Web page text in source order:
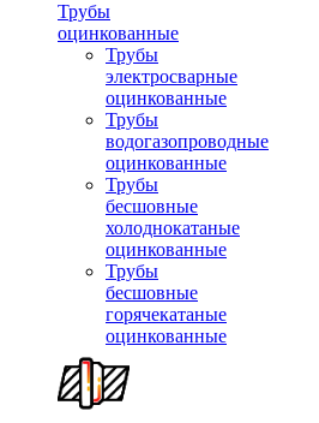
Трубы
оцинкованные
Трубы
электросварные
оцинкованные
Трубы
водогазопроводные
оцинкованные
Трубы
бесшовные
холоднокатаные
оцинкованные
Трубы
бесшовные
горячекатаные
оцинкованные